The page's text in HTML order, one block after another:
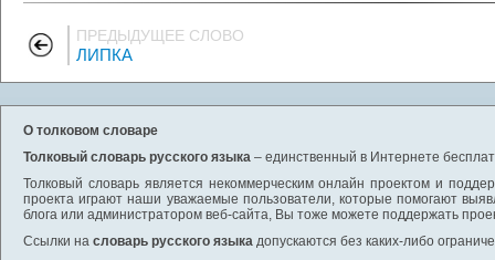
ПРЕДЫДУЩЕЕ СЛОВО
ЛИПКА
О толковом словаре
Толковый словарь русского языка – единственный в Интернете
Толковый словарь является некоммерческим онлайн проектом и
проекта играют наши уважаемые пользователи, которые помогают
блога или администратором веб-сайта, Вы тоже можете поддержать
Ссылки на словарь русского языка допускаются без каких-либо